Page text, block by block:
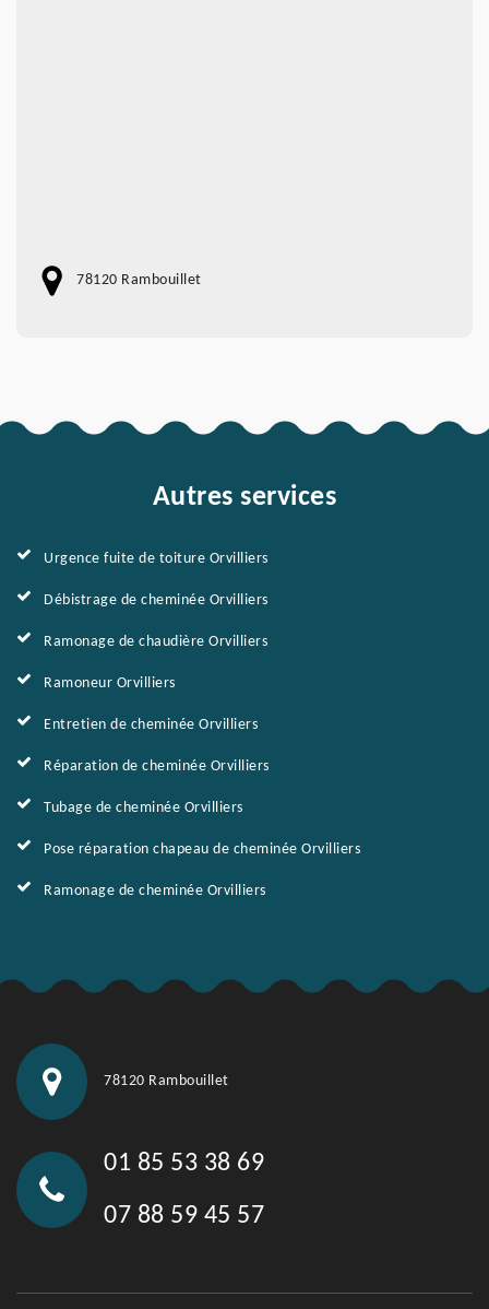
78120 Rambouillet
Autres services
Urgence fuite de toiture Orvilliers
Débistrage de cheminée Orvilliers
Ramonage de chaudière Orvilliers
Ramoneur Orvilliers
Entretien de cheminée Orvilliers
Réparation de cheminée Orvilliers
Tubage de cheminée Orvilliers
Pose réparation chapeau de cheminée Orvilliers
Ramonage de cheminée Orvilliers
78120 Rambouillet
01 85 53 38 69
07 88 59 45 57